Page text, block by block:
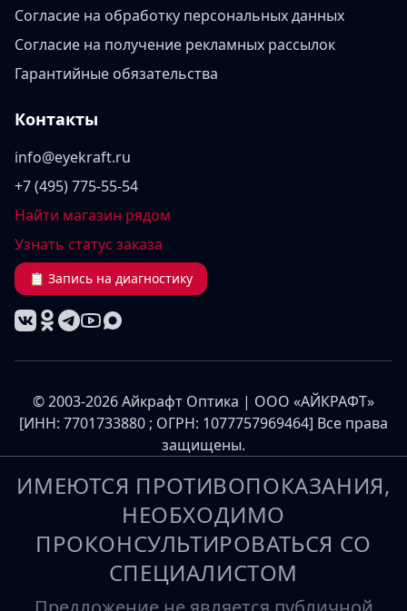
Согласие на обработку персональных данных
Согласие на получение рекламных рассылок
Гарантийные обязательства
Контакты
info@eyekraft.ru
+7 (495) 775-55-54
Найти магазин рядом
Узнать статус заказа
📋 Запись на диагностику
© 2003-2026 Айкрафт Оптика | ООО «АЙКРАФТ»
[ИНН: 7701733880 ; ОГРН: 1077757969464] Все права
защищены.
ИМЕЮТСЯ ПРОТИВОПОКАЗАНИЯ,
НЕОБХОДИМО
ПРОКОНСУЛЬТИРОВАТЬСЯ СО
СПЕЦИАЛИСТОМ